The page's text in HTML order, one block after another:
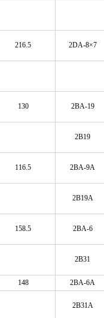
216.5 2DA-8×7
130 2BA-19
2B19
116.5 2BA-9A
2B19A
158.5 2BA-6
2B31
148 2BA-6A
2B31A